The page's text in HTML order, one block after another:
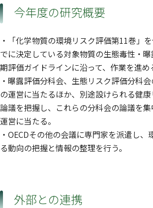
今年度の研究概要
・「化学物質の環境リスク評価第11巻」
でに決定している対象物質の生態毒性・
期評価ガイドラインに沿って、作業を進め
・曝露評価分科会、生態リスク評価分科
の運営に当たるほか、別途設けられる健
論議を把握し、これらの分科会の論議を
運営に当たる。
・OECDその他の会議に専門家を派遣し
る動向の把握と情報の整理を行う。
外部との連携